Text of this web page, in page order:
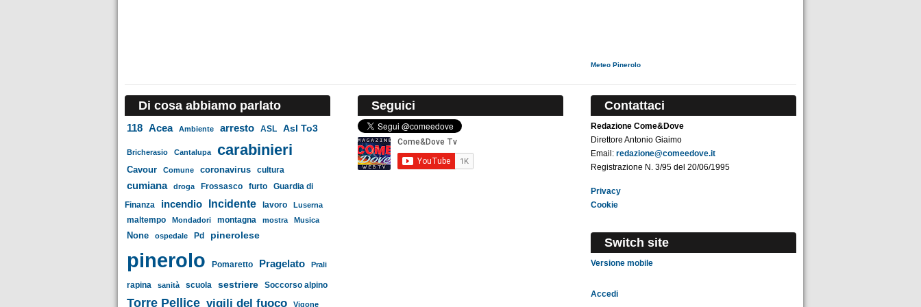
Meteo Pinerolo
Di cosa abbiamo parlato
118 Acea Ambiente arresto ASL Asl To3
Bricherasio Cantalupa carabinieri
Cavour Comune coronavirus cultura
cumiana droga Frossasco furto
Guardia di
Finanza
incendio Incidente lavoro Luserna
maltempo Mondadori montagna mostra Musica
None ospedale Pd pinerolese
pinerolo Pomaretto Pragelato Prali
rapina sanità scuola sestriere Soccorso alpino
Torre Pellice vigili del fuoco Vigone
Seguici Contattaci
Redazione Come&Dove
Direttore Antonio Giaimo
Email: redazione@comeedove.it
Registrazione N. 3/95 del 20/06/1995
Privacy
Cookie
Switch site
Versione mobile
Accedi